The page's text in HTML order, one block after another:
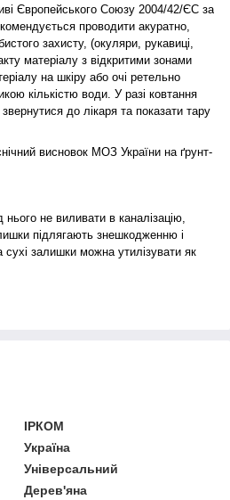
Європейського Союзу 2004/42/ЄС за
проводити акуратно,
захисту, (окуляри, рукавиці,
матеріалу з відкритими зонами
на шкіру або очі ретельно
кількістю води. У разі ковтання
до лікаря та показати тару
висновок МОЗ України на ґрунт-
нього не виливати в каналізацію,
підлягають знешкодженню і
залишки можна утилізувати як
ІРКОМ
Україна
Універсальний
Дерев'яна